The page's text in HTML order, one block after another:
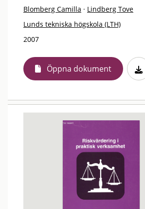
Blomberg Camilla · Lindberg Tove
Lunds tekniska högskola (LTH)
2007
Öppna dokument